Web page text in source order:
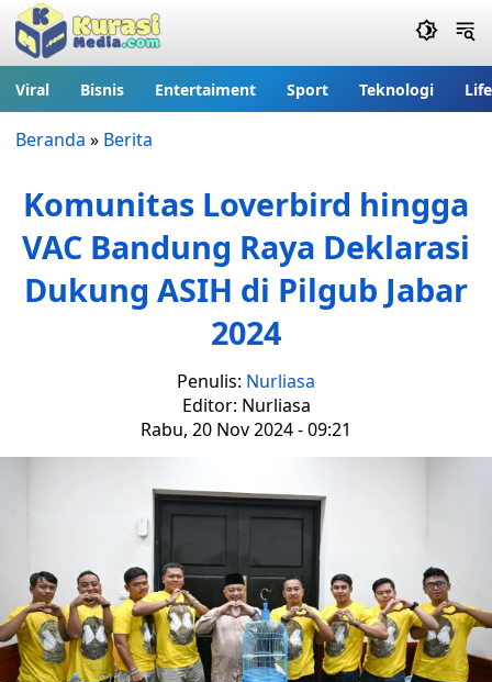
Viral Bisnis Entertaiment Sport Teknologi
Beranda » Berita
Komunitas Loverbird hingga
VAC Bandung Raya Deklarasi
Dukung ASIH di Pilgub Jabar
2024
Penulis: Nurliasa
Editor: Nurliasa
Rabu, 20 Nov 2024 - 09:21